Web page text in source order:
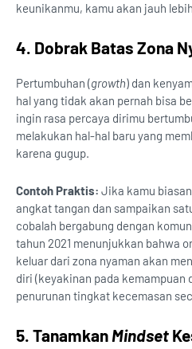
keunikanmu, kamu akan jauh
4. Dobrak Batas Zona
Pertumbuhan (growth) dan
hal yang tidak akan pernah bisa
ingin rasa percaya dirimu
melakukan hal-hal baru yang
karena gugup.
Contoh Praktis: Jika kamu
angkat tangan dan sampaikan
cobalah bergabung dengan
tahun 2021 menunjukkan bahwa
keluar dari zona nyaman akan
diri (keyakinan pada kemampuan
penurunan tingkat kecemasan
5. Tanamkan Mindset